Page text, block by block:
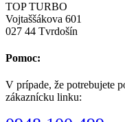
TOP TURBO
Vojtaššákova 601
027 44 Tvrdošín
Pomoc:
V prípade, že potrebujete
zákaznícku linku: